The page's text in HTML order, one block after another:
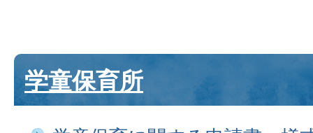
学童保育所